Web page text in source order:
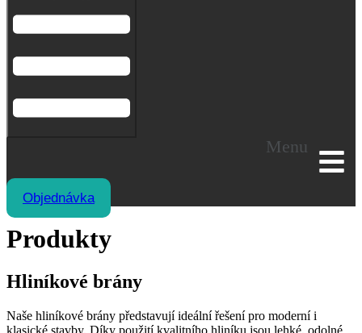
Menu
Objednávka
Produkty
Hliníkové brány
Naše hliníkové brány představují ideální řešení pro moderní i
klasické stavby. Díky použití kvalitního hliníku jsou lehké, odolné